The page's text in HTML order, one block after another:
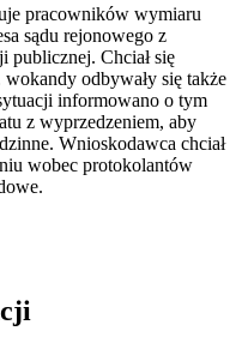
pracowników wymiaru
sądu rejonowego z
publicznej. Chciał się
odbywały się także
informowano o tym
z wyprzedzeniem, aby
Wnioskodawca chciał
wobec protokolantów